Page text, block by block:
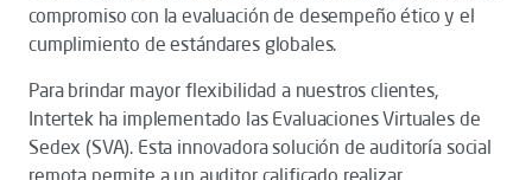
compromiso con la evaluación de desempeño ético y el
cumplimiento de estándares globales.
Para brindar mayor flexibilidad a nuestros clientes,
Intertek ha implementado las Evaluaciones Virtuales de
Sedex (SVA). Esta innovadora solución de auditoría social
remota permite a un auditor calificado realizar